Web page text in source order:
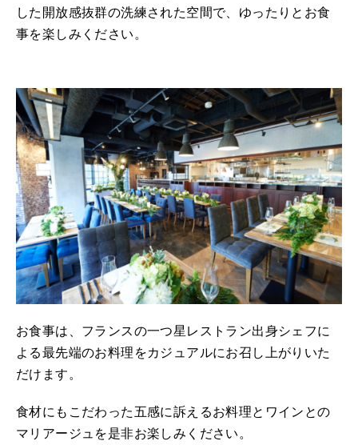
した開放感抜群の洗練された空間で、ゆったりとお食
事を楽しみください。
お食事は、フランスの一つ星レストラン出身シェフに
よる最先端のお料理をカジュアルにお召し上がりいた
だけます。
食材にもこだわった五感に訴えるお料理とワインとの
マリアージュを是非お楽しみください。